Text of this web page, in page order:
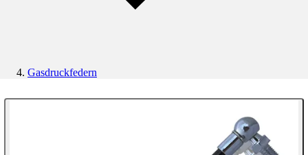
Gasdruckfedern